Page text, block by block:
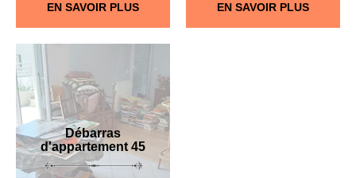
EN SAVOIR PLUS EN SAVOIR PLUS
Débarras
d'appartement 45